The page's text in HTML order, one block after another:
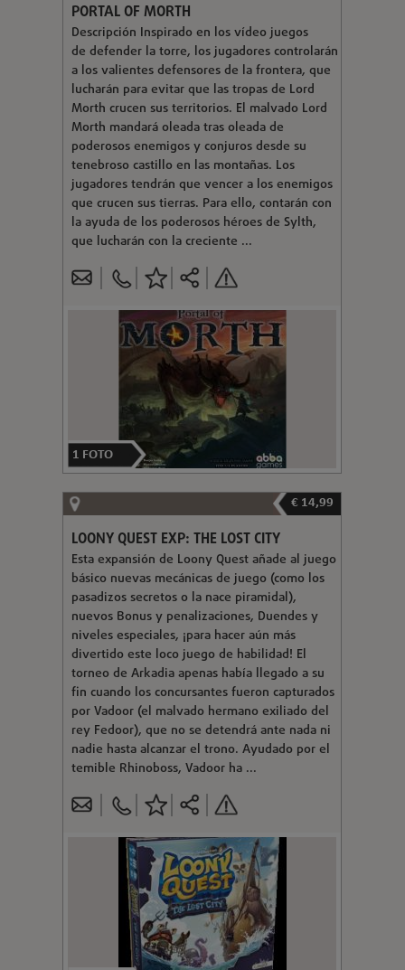
PORTAL OF MORTH
Descripción Inspirado en los vídeo juegos
de defender la torre, los jugadores controlarán
a los valientes defensores de la frontera, que
lucharán para evitar que las tropas de Lord
Morth crucen sus territorios. El malvado Lord
Morth mandará oleada tras oleada de
poderosos enemigos y conjuros desde su
tenebroso castillo en las montañas. Los
jugadores tendrán que vencer a los enemigos
que crucen sus tierras. Para ello, contarán con
la ayuda de los poderosos héroes de Sylth,
que lucharán con la creciente ...
1 FOTO
€ 14,99
LOONY QUEST EXP: THE LOST CITY
Esta expansión de Loony Quest añade al juego
básico nuevas mecánicas de juego (como los
pasadizos secretos o la nace piramidal),
nuevos Bonus y penalizaciones, Duendes y
niveles especiales, ¡para hacer aún más
divertido este loco juego de habilidad! El
torneo de Arkadia apenas había llegado a su
fin cuando los concursantes fueron capturados
por Vadoor (el malvado hermano exiliado del
rey Fedoor), que no se detendrá ante nada ni
nadie hasta alcanzar el trono. Ayudado por el
temible Rhinoboss, Vadoor ha ...